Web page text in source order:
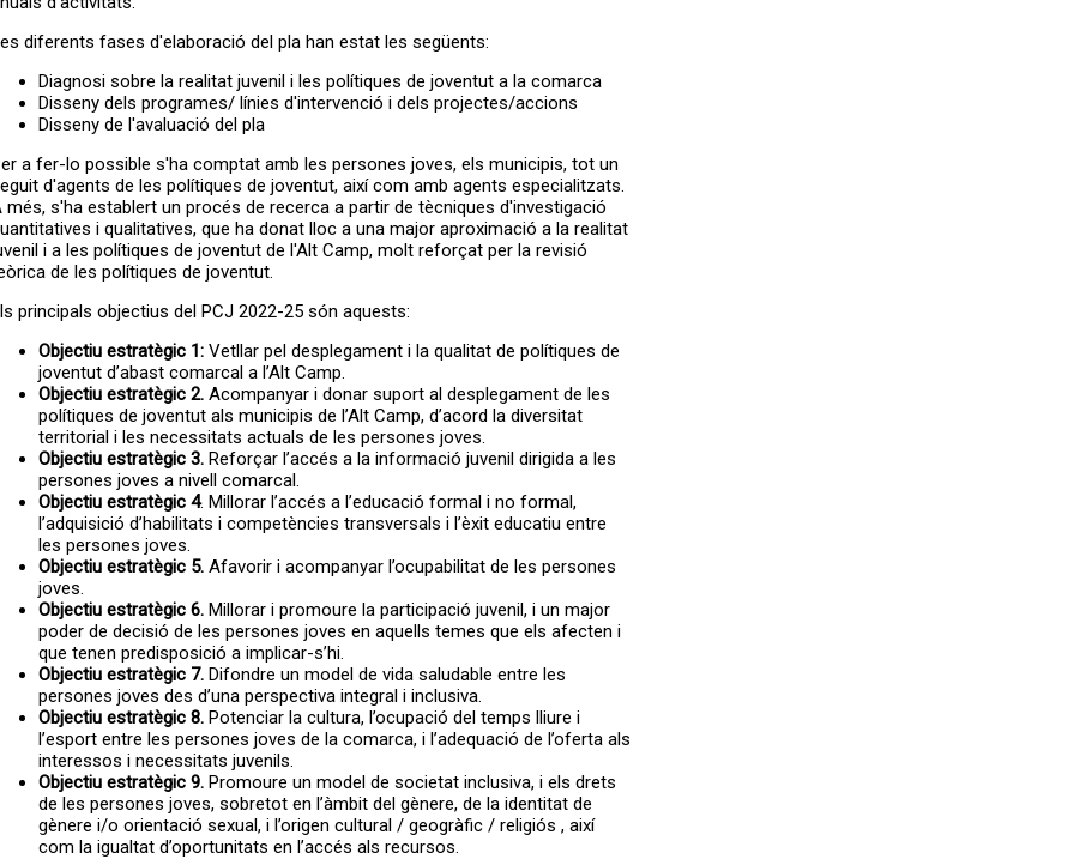
diferents fases d'elaboració del pla han estat les següents:
Diagnosi sobre la realitat juvenil i les polítiques de joventut a la comarca
Disseny dels programes/ línies d'intervenció i dels projectes/accions
Disseny de l'avaluació del pla
a fer-lo possible s'ha comptat amb les persones joves, els municipis, tot un
d'agents de les polítiques de joventut, així com amb agents especialitzats.
més, s'ha establert un procés de recerca a partir de tècniques d'investigació
i qualitatives, que ha donat lloc a una major aproximació a la realitat
i a les polítiques de joventut de l'Alt Camp, molt reforçat per la revisió
de les polítiques de joventut.
principals objectius del PCJ 2022-25 són aquests:
Objectiu estratègic 1:Vetllar pel desplegament i la qualitat de polítiques de
joventut d’abast comarcal a l’Alt Camp.
Objectiu estratègic 2.Acompanyar i donar suport al desplegament de les
polítiques de joventut als municipis de l’Alt Camp, d’acord la diversitat
territorial i les necessitats actuals de les persones joves.
Objectiu estratègic 3. Reforçar l’accés a la informació juvenil dirigida a les
persones joves a nivell comarcal.
Objectiu estratègic 4. Millorar l’accés a l’educació formal i no formal,
l’adquisició d’habilitats i competències transversals i l’èxit educatiu entre
les persones joves.
Objectiu estratègic 5.Afavorir i acompanyar l’ocupabilitat de les persones
joves.
Objectiu estratègic 6.Millorar i promoure la participació juvenil, i un major
poder de decisió de les persones joves en aquells temes que els afecten i
que tenen predisposició a implicar-s’hi.
Objectiu estratègic 7.Difondre un model de vida saludable entre les
persones joves des d’una perspectiva integral i inclusiva.
Objectiu estratègic 8.Potenciar la cultura, l’ocupació del temps lliure i
l’esport entre les persones joves de la comarca, i l’adequació de l’oferta als
interessos i necessitats juvenils.
Objectiu estratègic 9.Promoure un model de societat inclusiva, i els drets
de les persones joves, sobretot en l’àmbit del gènere, de la identitat de
gènere i/o orientació sexual, i l’origen cultural / geogràfic / religiós , així
com la igualtat d’oportunitats en l’accés als recursos.